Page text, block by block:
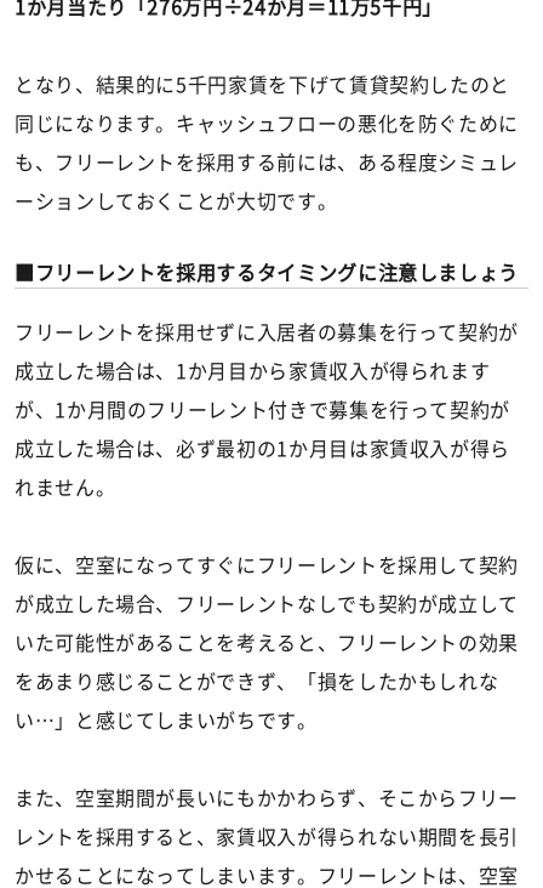
1か月当たり「276万円÷24か月＝11万5千円」
となり、結果的に5千円家賃を下げて賃貸契約したのと
同じになります。キャッシュフローの悪化を防ぐために
も、フリーレントを採用する前には、ある程度シミュレ
ーションしておくことが大切です。
フリーレントを採用するタイミングに注意しましょう
フリーレントを採用せずに入居者の募集を行って契約が
成立した場合は、1か月目から家賃収入が得られます
が、1か月間のフリーレント付きで募集を行って契約が
成立した場合は、必ず最初の1か月目は家賃収入が得ら
れません。
仮に、空室になってすぐにフリーレントを採用して契約
が成立した場合、フリーレントなしでも契約が成立して
いた可能性があることを考えると、フリーレントの効果
をあまり感じることができず、「損をしたかもしれな
い…」と感じてしまいがちです。
また、空室期間が長いにもかかわらず、そこからフリー
レントを採用すると、家賃収入が得られない期間を長引
かせることになってしまいます。フリーレントは、空室